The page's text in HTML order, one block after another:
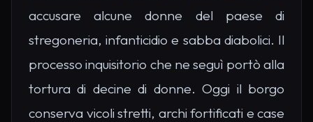
accusare alcune donne del paese di
stregoneria, infanticidio e sabba diabolici. Il
processo inquisitorio che ne seguì portò alla
tortura di decine di donne. Oggi il borgo
conserva vicoli stretti, archi fortificati e case